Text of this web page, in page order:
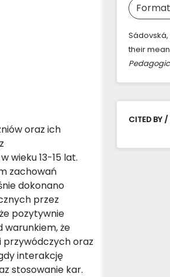
oraz ich
wieku 13-15 lat.
zachowań
dokonano
przez
pozytywnie
warunkiem, że
przywódczych oraz
interakcję
stosowanie kar.
Sádovská,
their
CITED BY /